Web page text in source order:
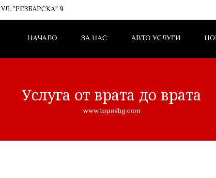
УЛ. "РЕЗБАРСКА" 9
НАЧАЛО ЗА НАС АВТО УСЛУГИ
Услуга от врата до врата
www.topesbg.com